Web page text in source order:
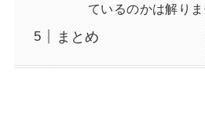
ているのかは解り
まとめ